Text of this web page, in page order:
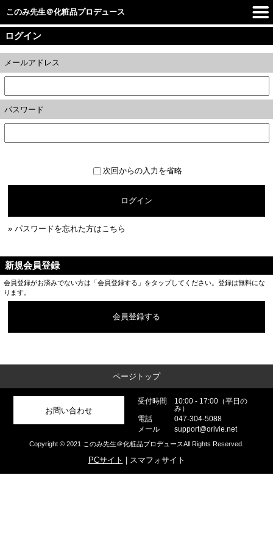
このみ先生＠化粧品プロデュース
ログイン
メールアドレス
パスワード
次回からの入力を省略
ログイン
» パスワードを忘れた方はこちら
新規会員登録
会員登録がお済みでない方は「会員登録する」をタップしてください。登録は無料にな
ります。
会員登録する
ページトップ
お問い合わせ
受付時間
10:00 - 17:00（平日の
み）
電話
047-304-5088
メール
support@orivie.net
Copyright © 2021 このみ先生＠化粧品プロデュースAll Rights Reserved.
PCサイト | スマフォサイト